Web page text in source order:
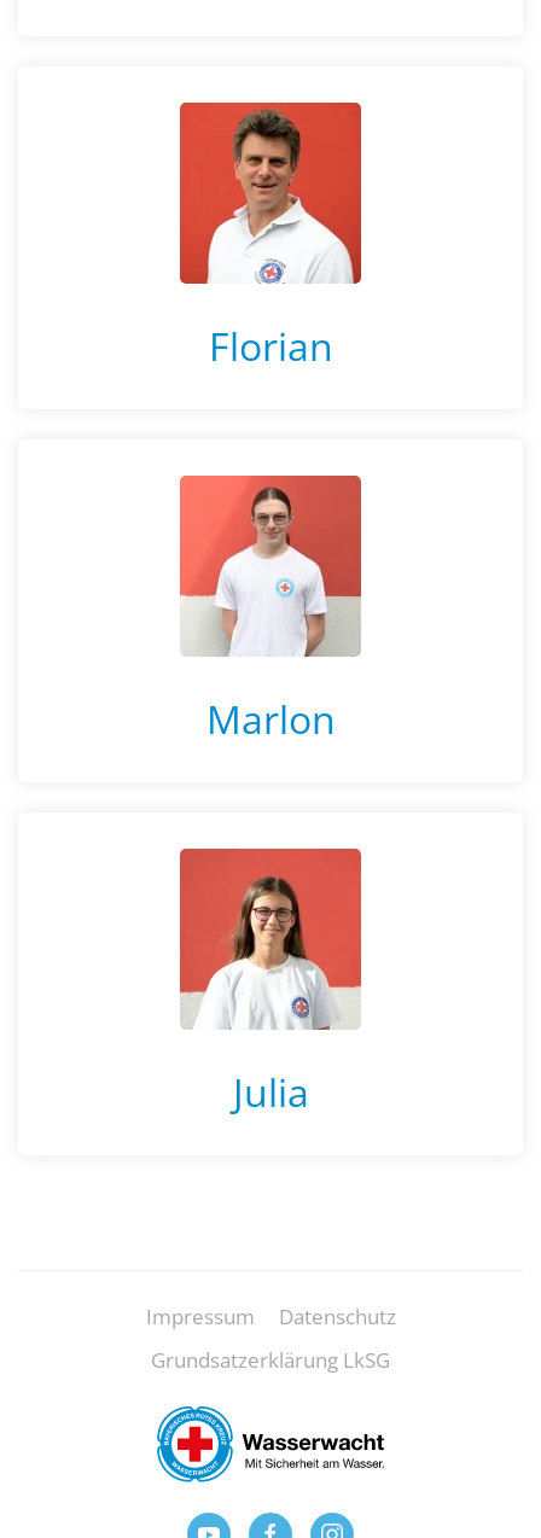
Florian
Marlon
Julia
Impressum
Datenschutz
Grundsatzerklärung LkSG